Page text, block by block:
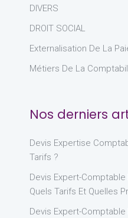
DIVERS
DROIT SOCIAL
Externalisation De La
Métiers De La
Nos derniers
Devis Expertise
Tarifs ?
Devis Expert-
Quels Tarifs Et Quelles
Devis Expert-Comptable